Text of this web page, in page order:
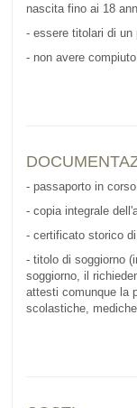
nascita fino ai 18
- essere titolari di un
- non avere
- passaporto in
- copia integrale
- certificato storico
- titolo di soggiorno
soggiorno, il
attesti comunque la
scolastiche,